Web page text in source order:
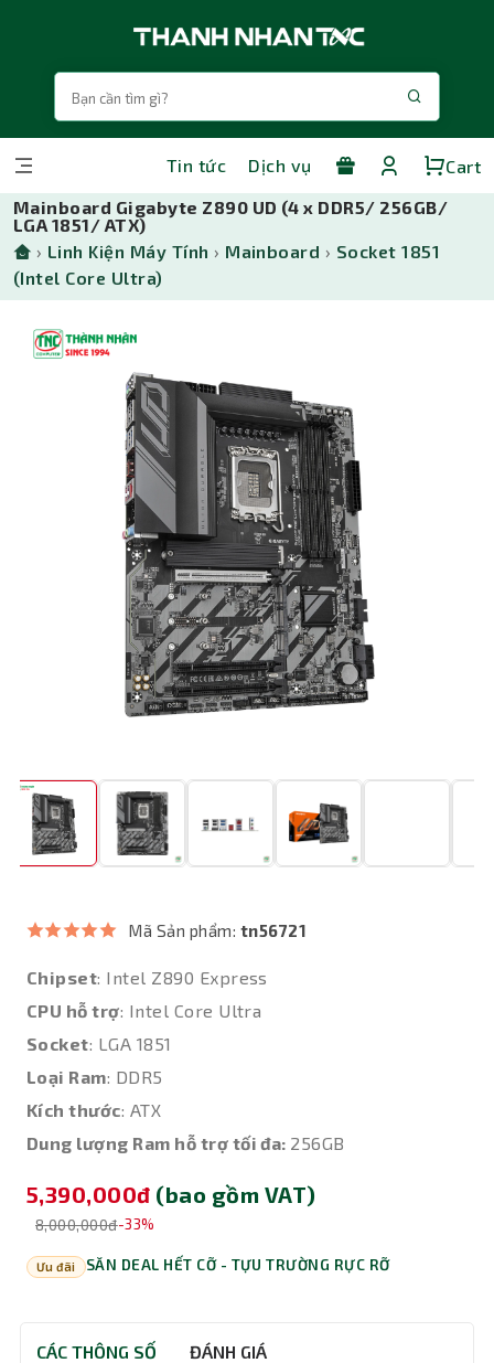
Tin tức Dịch vụ
Cart
Mainboard Gigabyte Z890 UD (4 x DDR5/ 256GB/
LGA 1851/ ATX)
› Linh Kiện Máy Tính › Mainboard › Socket 1851
(Intel Core Ultra)
Mã Sản phẩm: tn56721
Chipset: Intel Z890 Express
CPU hỗ trợ: Intel Core Ultra
Socket: LGA 1851
Loại Ram: DDR5
Kích thước: ATX
Dung lượng Ram hỗ trợ tối đa: 256GB
5,390,000đ (bao gồm VAT)
8,000,000đ-33%
Ưu đãi SĂN DEAL HẾT CỠ - TỰU TRƯỜNG RỰC RỠ
CÁC THÔNG SỐ ĐÁNH GIÁ